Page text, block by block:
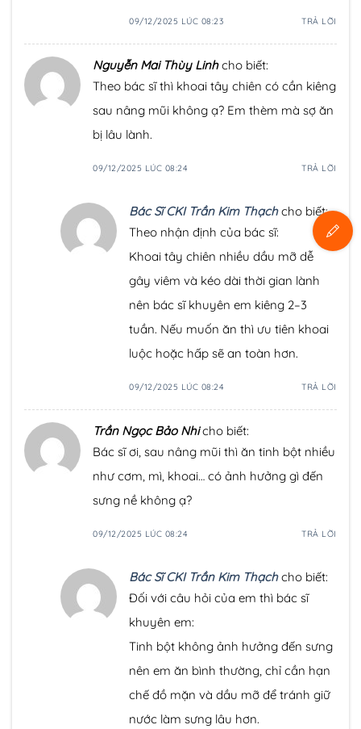
09/12/2025 LÚC 08:23 TRẢ LỜI
Nguyễn Mai Thùy Linh cho biết:
Theo bác sĩ thì khoai tây chiên có cần kiêng
sau nâng mũi không ạ? Em thèm mà sợ ăn
bị lâu lành.
09/12/2025 LÚC 08:24 TRẢ LỜI
Bác Sĩ CKI Trần Kim Thạch cho biết:
Theo nhận định của bác sĩ:
Khoai tây chiên nhiều dầu mỡ dễ
gây viêm và kéo dài thời gian lành
nên bác sĩ khuyên em kiêng 2–3
tuần. Nếu muốn ăn thì ưu tiên khoai
luộc hoặc hấp sẽ an toàn hơn.
09/12/2025 LÚC 08:24 TRẢ LỜI
Trần Ngọc Bảo Nhi cho biết:
Bác sĩ ơi, sau nâng mũi thì ăn tinh bột nhiều
như cơm, mì, khoai… có ảnh hưởng gì đến
sưng nề không ạ?
09/12/2025 LÚC 08:24 TRẢ LỜI
Bác Sĩ CKI Trần Kim Thạch cho biết:
Đối với câu hỏi của em thì bác sĩ
khuyên em:
Tinh bột không ảnh hưởng đến sưng
nên em ăn bình thường, chỉ cần hạn
chế đồ mặn và dầu mỡ để tránh giữ
nước làm sưng lâu hơn.